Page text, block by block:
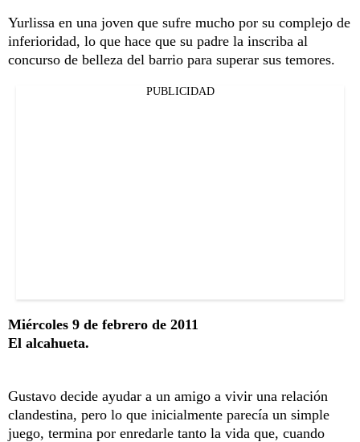
Yurlissa en una joven que sufre mucho por su complejo de
inferioridad, lo que hace que su padre la inscriba al
concurso de belleza del barrio para superar sus temores.
PUBLICIDAD
Miércoles 9 de febrero de 2011
El alcahueta.
Gustavo decide ayudar a un amigo a vivir una relación
clandestina, pero lo que inicialmente parecía un simple
juego, termina por enredarle tanto la vida que, cuando